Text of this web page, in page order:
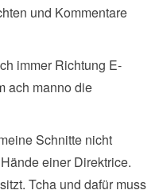
und Kommentare
immer Richtung E-
ach manno die
Schnitte nicht
einer Direktrice.
Tcha und dafür muss